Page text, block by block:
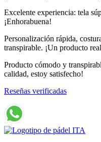
Excelente experiencia: tela
¡Enhorabuena!
Personalización rápida,
transpirable. ¡Un producto
Producto cómodo y
calidad, estoy satisfecho!
Reseñas verificadas